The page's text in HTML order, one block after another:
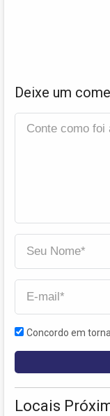
Deixe um
Concordo em
Locais